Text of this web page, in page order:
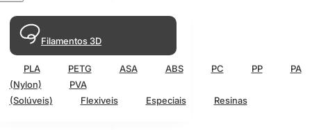
Filamentos 3D
PLA PETG ASA ABS PC PP
PA
(Nylon)
PVA
(Solúveis)
Flexiveis Especiais Resinas